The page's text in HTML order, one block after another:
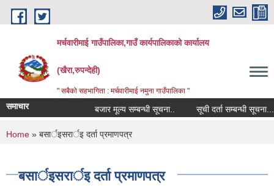
Skip to main content
मर्चवारीमाई गाउँपालिका,गाउँ कार्यपालिकाको कार्यालय
(खैरा,रुपन्देही)
" सबैको सहभागिता : मर्चवारीमाई नमुना गाउँपालिका "
समाचार बजार मूल्य सम्बन्धी सूचना.. सूची दर्ता सम्बन्धी सूचना......
You are here
Home » बसार्इसरार्इ दर्ता प्रमाणपत्र
बसार्इसरार्इ दर्ता प्रमाणपत्र